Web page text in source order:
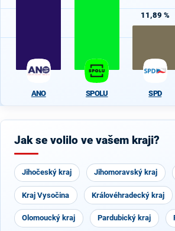
ANO SPOLU
11,89 %
SPD
Jak se volilo ve vašem kraji?
Jihočeský kraj Jihomoravský kraj
Kraj Vysočina Královéhradecký kraj
Olomoucký kraj Pardubický kraj